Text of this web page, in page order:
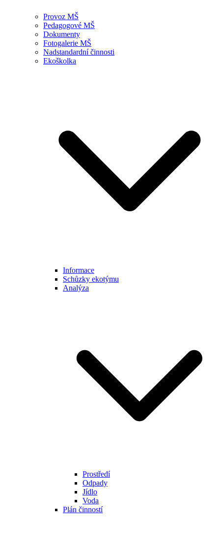
Provoz MŠ
Pedagogové MŠ
Dokumenty
Fotogalerie MŠ
Nadstandardní činnosti
Ekoškolka
Informace
Schůzky ekotýmu
Analýza
Prostředí
Odpady
Jídlo
Voda
Plán činností